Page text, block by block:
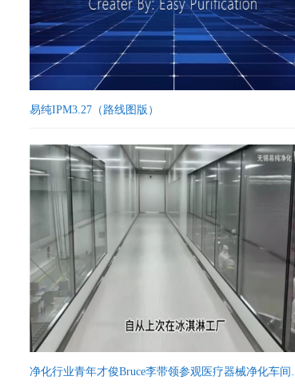
易纯IPM3.27（路线图版）
净化行业青年才俊Bruce李带领参观医疗器械净化车